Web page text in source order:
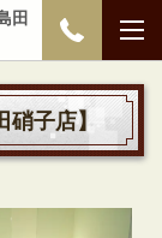
田
硝子店】